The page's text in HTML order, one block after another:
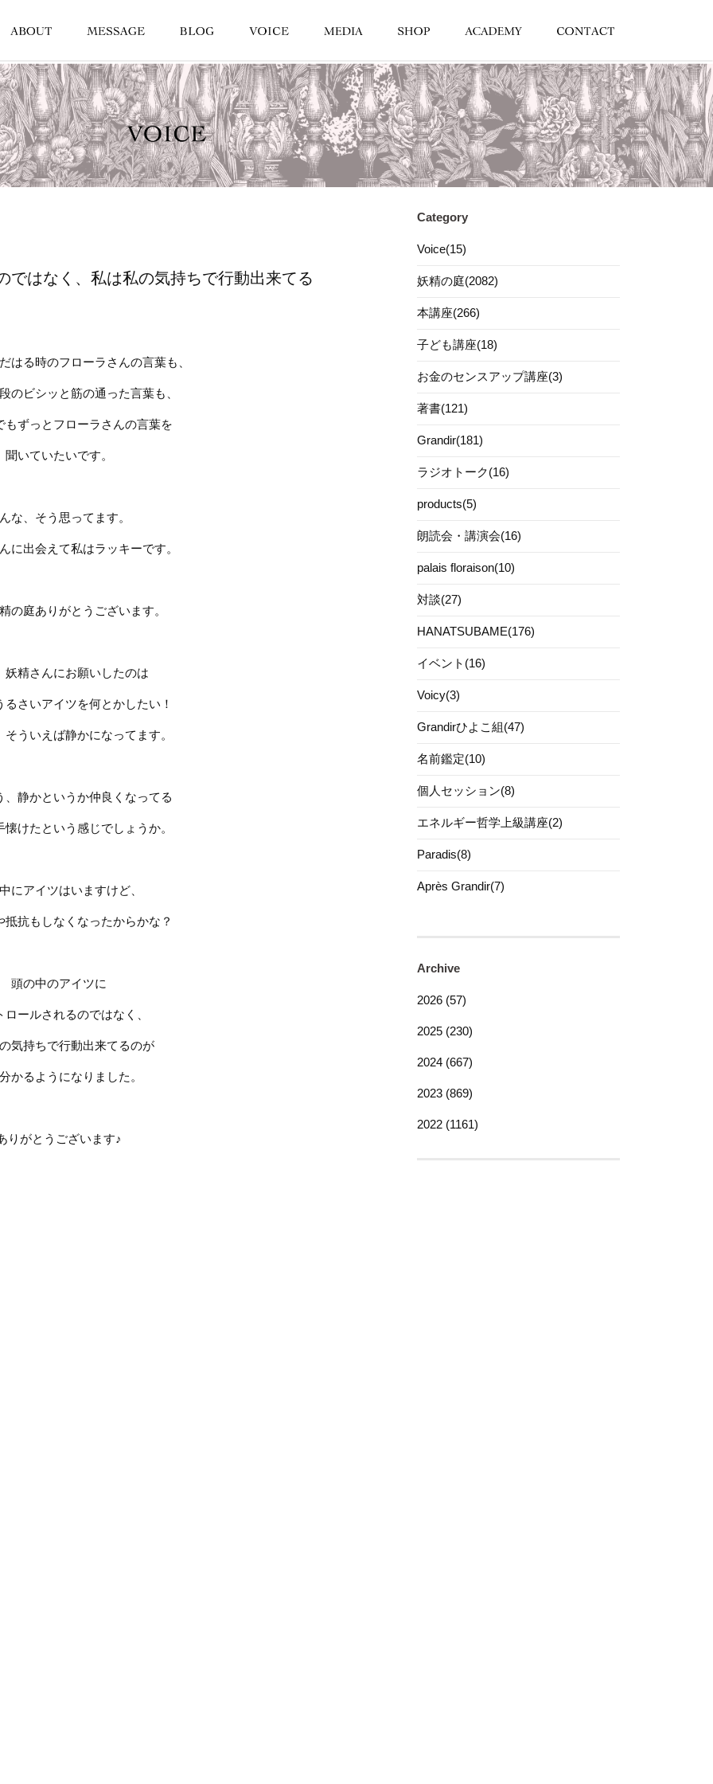
ではなく、私は私の気持ちで行動出来てる
はる時のフローラさんの言葉も、
のビシッと筋の通った言葉も、
もずっとフローラさんの言葉を
聞いていたいです。
な、そう思ってます。
に出会えて私はラッキーです。
の庭ありがとうございます。
妖精さんにお願いしたのは
るさいアイツを何とかしたい！
そういえば静かになってます。
、静かというか仲良くなってる
懐けたという感じでしょうか。
にアイツはいますけど、
抵抗もしなくなったからかな？
頭の中のアイツに
ロールされるのではなく、
気持ちで行動出来てるのが
かるようになりました。
りがとうございます♪
Category
Voice(15)
妖精の庭(2082)
本講座(266)
子ども講座(18)
お金のセンスアップ講座(3)
著書(121)
Grandir(181)
ラジオトーク(16)
products(5)
朗読会・講演会(16)
palais floraison(10)
対談(27)
HANATSUBAME(176)
イベント(16)
Voicy(3)
Grandirひよこ組(47)
名前鑑定(10)
個人セッション(8)
エネルギー哲学上級講座(2)
Paradis(8)
Après Grandir(7)
Archive
2026 (57)
2025 (230)
2024 (667)
2023 (869)
2022 (1161)